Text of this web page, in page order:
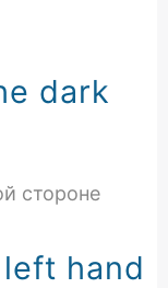
dark
стороне
hand